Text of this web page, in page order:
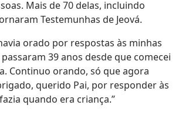
Mais de 70 delas, incluindo
Testemunhas de Jeová.
orado por respostas às minhas
39 anos desde que comecei
Continuo orando, só que agora
querido Pai, por responder às
quando era criança.”